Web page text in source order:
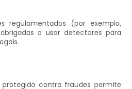
regulamentados (por exemplo,
a usar detectores para
contra fraudes permite